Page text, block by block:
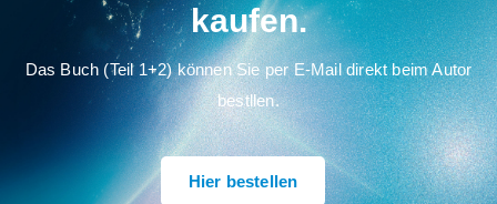
kaufen.
Das Buch (Teil 1+2) können Sie per E-Mail direkt beim Autor
bestllen.
Hier bestellen